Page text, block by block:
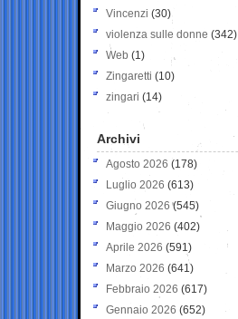
Vincenzi (30)
violenza sulle donne (342)
Web (1)
Zingaretti (10)
zingari (14)
Archivi
Agosto 2026 (178)
Luglio 2026 (613)
Giugno 2026 (545)
Maggio 2026 (402)
Aprile 2026 (591)
Marzo 2026 (641)
Febbraio 2026 (617)
Gennaio 2026 (652)